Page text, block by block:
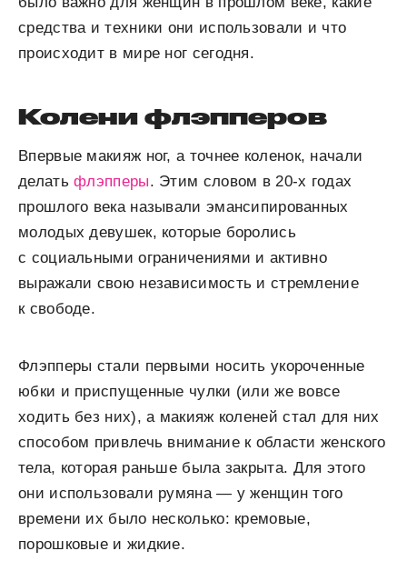
средства и техники они использовали и что
происходит в мире ног сегодня.
Колени флэпперов
Впервые макияж ног, а точнее коленок, начали
делатьфлэпперы. Этим словом в 20-х годах
прошлого века называли эмансипированных
молодых девушек, которые боролись
с социальными ограничениями и активно
выражали свою независимость и стремление
к свободе.
Флэпперы стали первыми носить укороченные
юбки и приспущенные чулки (или же вовсе
ходить без них), а макияж коленей стал для них
способом привлечь внимание к области женского
тела, которая раньше была закрыта. Для этого
они использовали румяна — у женщин того
времени их было несколько: кремовые,
порошковые и жидкие.